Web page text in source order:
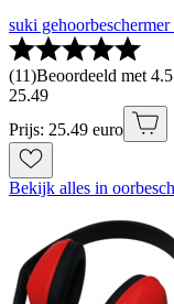
suki
(11)Beoordeeld met
25.49
Prijs: 25.49 euro
Bekijk alles in